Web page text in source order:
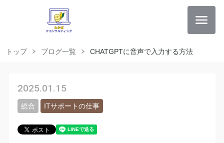
トップ ブログ一覧 CHATGPTに音声で入力する方法
2025.01.15
総合 ITサポートの仕事